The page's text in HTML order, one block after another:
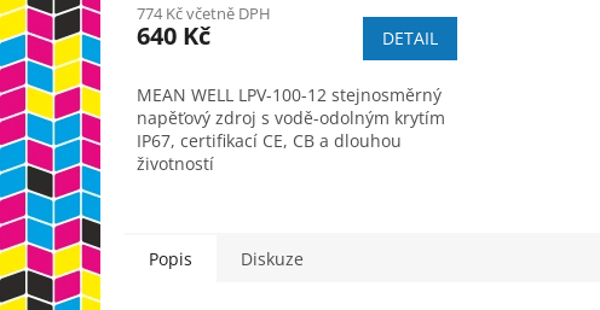
774 Kč včetně DPH
640 Kč DETAIL
MEAN WELL LPV-100-12 stejnosměrný
napěťový zdroj s vodě-odolným krytím
IP67, certifikací CE, CB a dlouhou
životností
Popis Diskuze